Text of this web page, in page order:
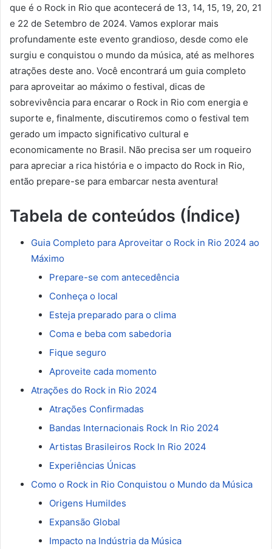
que é o Rock in Rio que acontecerá de 13, 14, 15, 19, 20, 21
e 22 de Setembro de 2024. Vamos explorar mais
profundamente este evento grandioso, desde como ele
surgiu e conquistou o mundo da música, até as melhores
atrações deste ano. Você encontrará um guia completo
para aproveitar ao máximo o festival, dicas de
sobrevivência para encarar o Rock in Rio com energia e
suporte e, finalmente, discutiremos como o festival tem
gerado um impacto significativo cultural e
economicamente no Brasil. Não precisa ser um roqueiro
para apreciar a rica história e o impacto do Rock in Rio,
então prepare-se para embarcar nesta aventura!
Tabela de conteúdos (Índice)
Guia Completo para Aproveitar o Rock in Rio 2024 ao
Máximo
Prepare-se com antecedência
Conheça o local
Esteja preparado para o clima
Coma e beba com sabedoria
Fique seguro
Aproveite cada momento
Atrações do Rock in Rio 2024
Atrações Confirmadas
Bandas Internacionais Rock In Rio 2024
Artistas Brasileiros Rock In Rio 2024
Experiências Únicas
Como o Rock in Rio Conquistou o Mundo da Música
Origens Humildes
Expansão Global
Impacto na Indústria da Música